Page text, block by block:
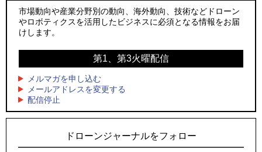
ドローンとナイトバブルが競演、「花園ドローンショーフェ
スタ2026」10/3、4開催
水面から離着水できる「HOVERAir AQUA」を実機レビュー、
水上アクティビティを自動追尾で撮影
レーシングカーの製造技術をドローンへ、トピアが大型機と
量産構想を公開
ーンが採択、国産機で量産調達を目指す
サザンビーチちがさき花火大会で「復活の花火」打ち上げ、
ロボデックス、2時間超の飛行を目指す新型水素燃料電池ドロ
ーンを公開
防衛だけではない、測量から屋内点検まで展開するテラドロ
ーンのソリューション
市場動向や産業分野別の動向、海外動向、技術などドローン
やロボティクスを活用したビジネスに必須となる情報をお届
けします。
第1、第3火曜配信
メルマガを申し込む
メールアドレスを変更する
配信停止
ドローンジャーナルをフォロー